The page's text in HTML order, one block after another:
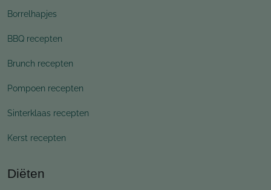
Borrelhapjes
BBQ recepten
Brunch recepten
Pompoen recepten
Sinterklaas recepten
Kerst recepten
Diëten